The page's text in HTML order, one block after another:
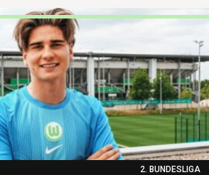
2. BUNDESLIGA